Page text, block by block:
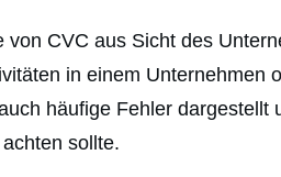
CVC aus Sicht des
in einem Unternehmen
häufige Fehler dargestellt
sollte.